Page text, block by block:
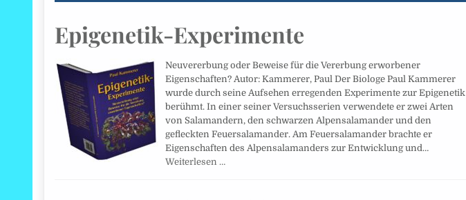
Epigenetik-Experimente
Neuvererbung oder Beweise für die Vererbung erworbener
Eigenschaften? Autor: Kammerer, Paul Der Biologe Paul Kammerer
wurde durch seine Aufsehen erregenden Experimente zur Epigenetik
berühmt. In einer seiner Versuchsserien verwendete er zwei Arten
von Salamandern, den schwarzen Alpensalamander und den
gefleckten Feuersalamander. Am Feuersalamander brachte er
Eigenschaften des Alpensalamanders zur Entwicklung und…
Weiterlesen …